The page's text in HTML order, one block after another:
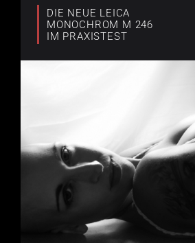
DIE NEUE LEICA
MONOCHROM M 246
IM PRAXISTEST